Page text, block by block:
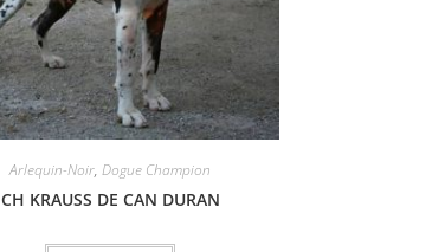
Arlequin-Noir, Dogue Champion
CH KRAUSS DE CAN DURAN